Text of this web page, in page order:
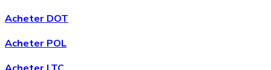
Acheter DOT
Acheter POL